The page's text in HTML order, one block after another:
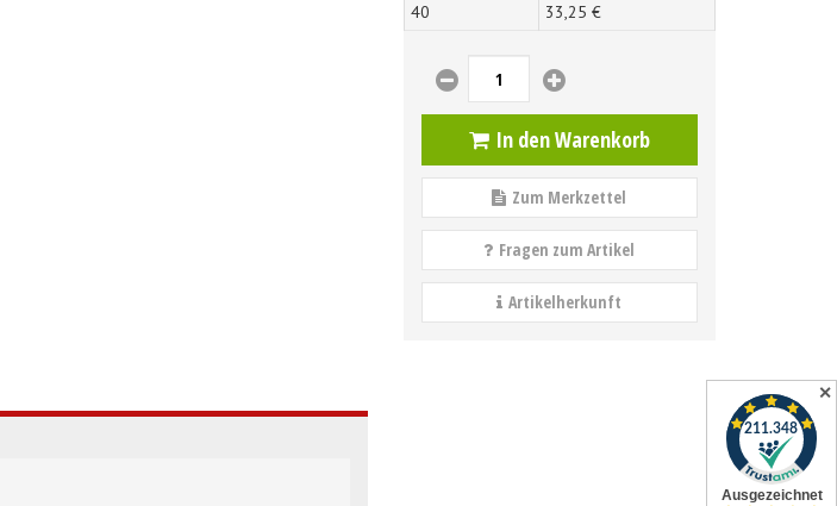
✕
40
33,25 €
In den Warenkorb
Zum Merkzettel
Fragen zum Artikel
Artikelherkunft